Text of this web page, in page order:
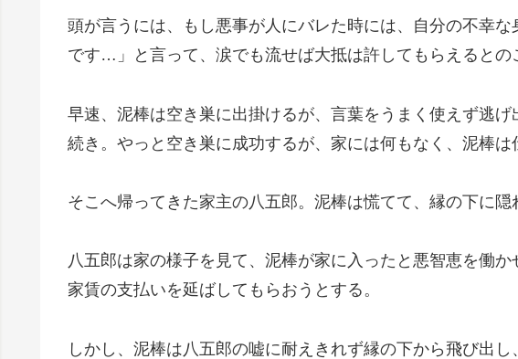
頭が言うには、もし悪事が人にバレた時には、自分の不幸
です…」と言って、涙でも流せば大抵は許してもらえるとの
早速、泥棒は空き巣に出掛けるが、言葉をうまく使えず逃
続き。やっと空き巣に成功するが、家には何もなく、泥棒は
そこへ帰ってきた家主の八五郎。泥棒は慌てて、縁の下に隠
八五郎は家の様子を見て、泥棒が家に入ったと悪智恵を働
家賃の支払いを延ばしてもらおうとする。
しかし、泥棒は八五郎の嘘に耐えきれず縁の下から飛び出し